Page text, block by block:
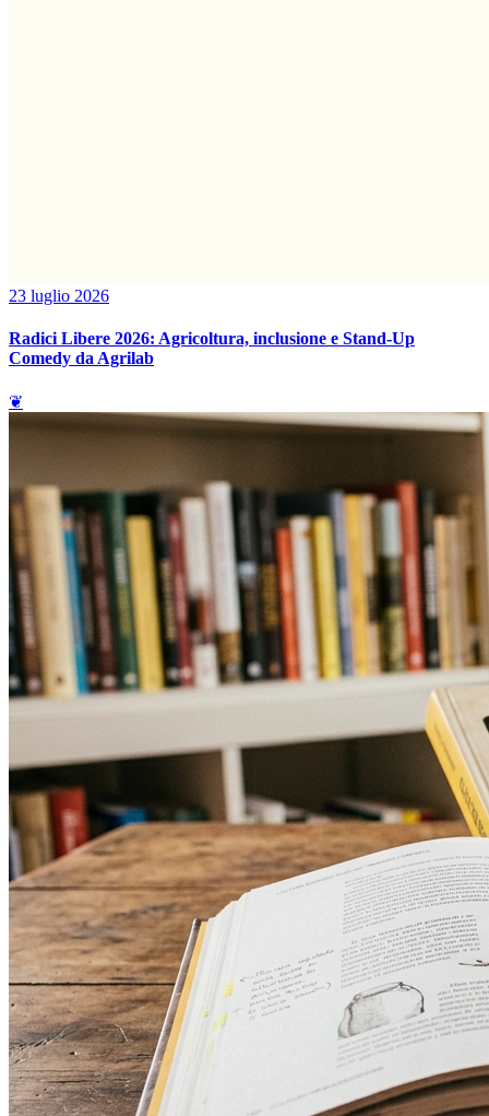
23 luglio 2026
Radici Libere 2026: Agricoltura, inclusione e Stand-Up
Comedy da Agrilab
❦